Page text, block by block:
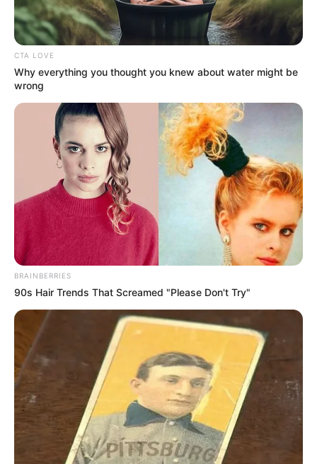
CTA LOVE
Why everything you thought you knew about water might be
wrong
BRAINBERRIES
90s Hair Trends That Screamed "Please Don't Try"